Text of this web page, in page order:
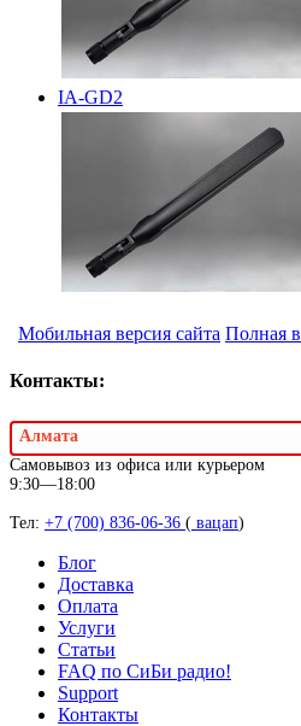
IA-GD2
Мобильная версия сайта Полная
Контакты:
Алмата
Самовывоз из офиса или курьером
9:30—18:00
Тел: +7 (700) 836-06-36 ( вацап)
Блог
Доставка
Оплата
Услуги
Статьи
FAQ по СиБи радио!
Support
Контакты